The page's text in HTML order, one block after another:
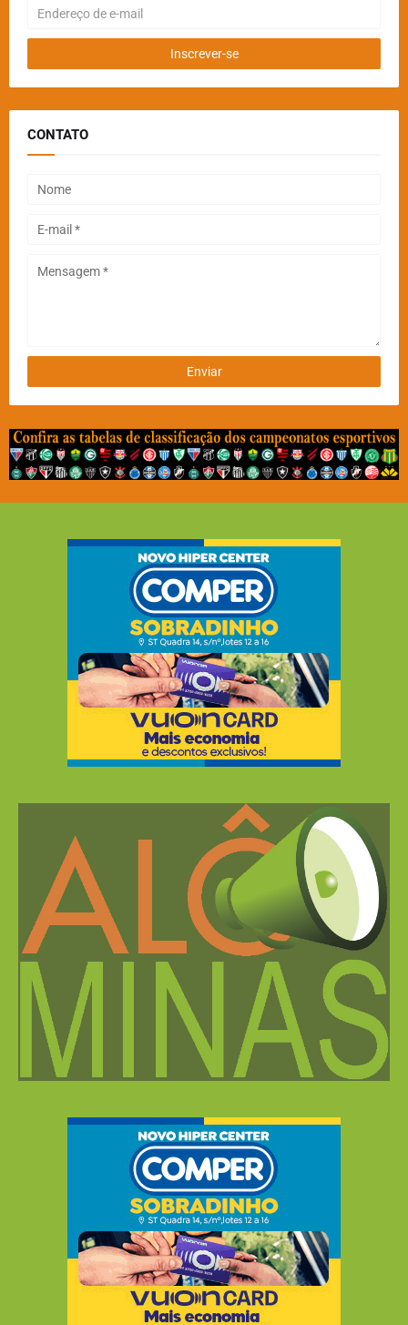
CONTATO